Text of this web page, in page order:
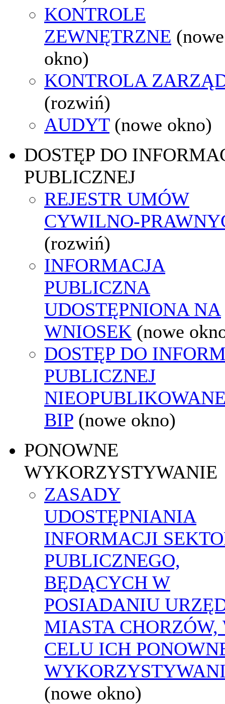
KONTROLE
ZEWNĘTRZNE (nowe
okno)
KONTROLA
(rozwiń)
AUDYT (nowe okno)
DOSTĘP DO
PUBLICZNEJ
REJESTR UMÓW
CYWILNO-
(rozwiń)
INFORMACJA
PUBLICZNA
UDOSTĘPNIONA NA
WNIOSEK (nowe
DOSTĘP DO
PUBLICZNEJ
BIP (nowe okno)
PONOWNE
WYKORZYSTYWANIE
ZASADY
UDOSTĘPNIANIA
INFORMACJI
PUBLICZNEGO,
BĘDĄCYCH W
POSIADANIU
MIASTA CHORZÓW,
CELU ICH
(nowe okno)